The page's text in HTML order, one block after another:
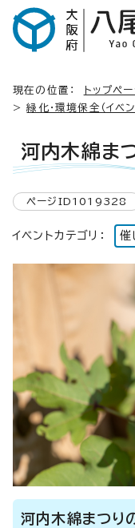
現在の位置： トップペ
>緑化・環境保全（イベン
河内木綿ま
ページID1019328
イベントカテゴリ： 催
河内木綿まつり